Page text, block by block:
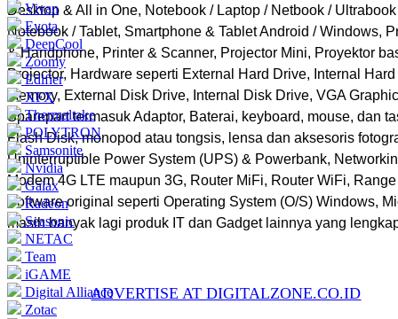
Vivan
Eyota
DeepCool
Zoomy
Edifier
XFX
Thermaltake
POLYTRON
Samsonite
Nvidia
Galax
Radeon
Seasonic
NETAC
Team
iGAME
Digital Alliance
Zotac
Desktop & All in One, Notebook / Laptop / Netbook /
Notebook / Tablet, Smartphone & Tablet Android / Windows,
& Handphone, Printer & Scanner, Projector Mini, Proyektor
Projector, Hardware seperti External Hard Drive, Internal
Memory, External Disk Drive, Internal Disk Drive, VGA
Sparepart termasuk Adaptor, Baterai, keyboard, mouse, dan
Flash Disk, monopod atau tongsis, lensa dan aksesoris
Uninterruptible Power System (UPS) & Powerbank,
Modem 4G LTE maupun 3G, Router MiFi, Router WiFi,
Software original seperti Operating System (O/S) Windows,
masih banyak lagi produk IT dan Gadget lainnya yang
ADVERTISE AT DIGITALZONE.CO.ID